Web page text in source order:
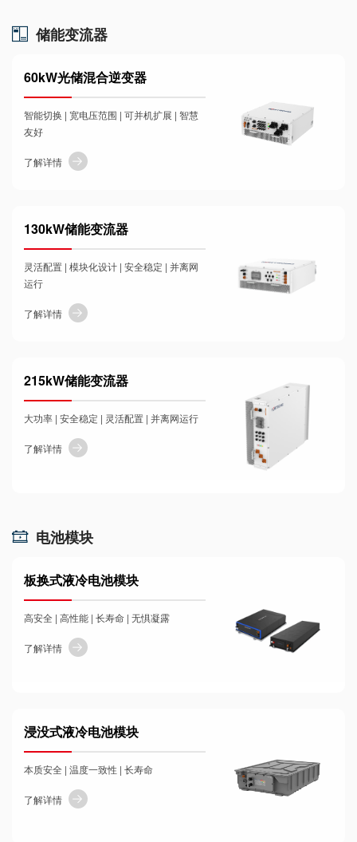
储能变流器
60kW光储混合逆变器
智能切换 | 宽电压范围 | 可并机扩展 | 智慧
友好
了解详情
130kW储能变流器
灵活配置 | 模块化设计 | 安全稳定 | 并离网
运行
了解详情
215kW储能变流器
大功率 | 安全稳定 | 灵活配置 | 并离网运行
了解详情
电池模块
板换式液冷电池模块
高安全 | 高性能 | 长寿命 | 无惧凝露
了解详情
浸没式液冷电池模块
本质安全 | 温度一致性 | 长寿命
了解详情